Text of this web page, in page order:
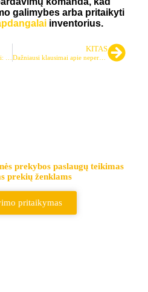
galimybes arba pritaikyti
inventorius.
KITAS
prekybos paslaugų teikimas
prekių ženklams
pritaikymas